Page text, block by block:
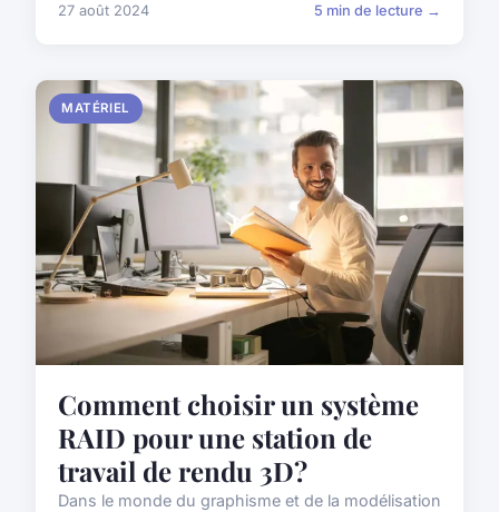
27 août 2024 5 min de lecture →
MATÉRIEL
Comment choisir un système
RAID pour une station de
travail de rendu 3D?
Dans le monde du graphisme et de la modélisation